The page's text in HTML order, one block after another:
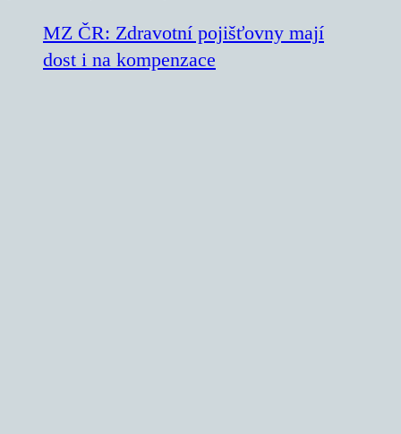
MZ ČR: Zdravotní pojišťovny mají
dost i na kompenzace